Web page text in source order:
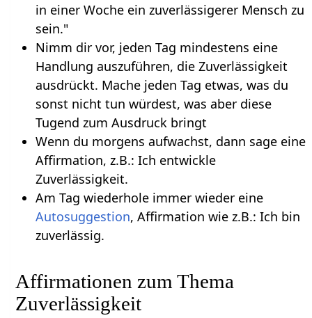
in einer Woche ein zuverlässigerer Mensch zu
sein."
Nimm dir vor, jeden Tag mindestens eine
Handlung auszuführen, die Zuverlässigkeit
ausdrückt. Mache jeden Tag etwas, was du
sonst nicht tun würdest, was aber diese
Tugend zum Ausdruck bringt
Wenn du morgens aufwachst, dann sage eine
Affirmation, z.B.: Ich entwickle
Zuverlässigkeit.
Am Tag wiederhole immer wieder eine
Autosuggestion, Affirmation wie z.B.: Ich bin
zuverlässig.
Affirmationen zum Thema
Zuverlässigkeit